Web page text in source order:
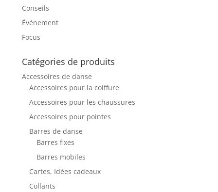
Conseils
Événement
Focus
Catégories de produits
Accessoires de danse
Accessoires pour la coiffure
Accessoires pour les chaussures
Accessoires pour pointes
Barres de danse
Barres fixes
Barres mobiles
Cartes, Idées cadeaux
Collants